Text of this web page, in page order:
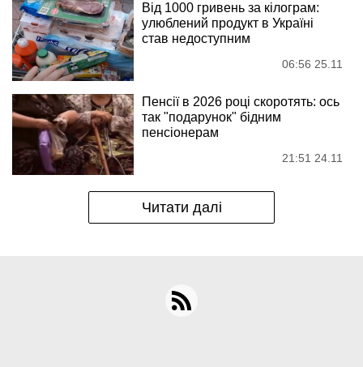
Від 1000 гривень за кілограм:
улюблений продукт в Україні
став недоступним
06:56 25.11
Пенсії в 2026 році скоротять: ось
так "подарунок" бідним
пенсіонерам
21:51 24.11
Читати далі